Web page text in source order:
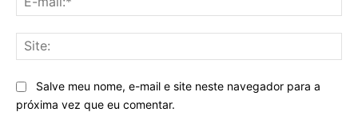
Salve meu nome, e-mail e site neste navegador para a
próxima vez que eu comentar.